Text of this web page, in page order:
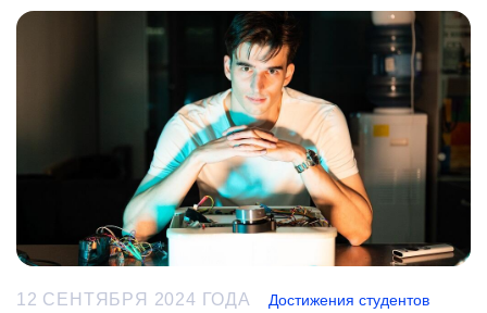
12 СЕНТЯБРЯ 2024 ГОДА Достижения студентов